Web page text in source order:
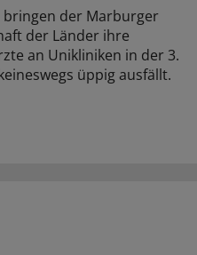
bringen der Marburger
der Länder ihre
an Unikliniken in der 3.
üppig ausfällt.